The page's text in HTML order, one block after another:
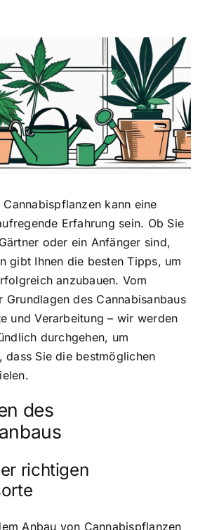
kann eine
Erfahrung sein. Ob Sie
oder ein Anfänger sind,
gibt Ihnen die besten Tipps, um
anzubauen. Vom
Grundlagen des Cannabisanbaus
und Verarbeitung – wir werden
durchgehen, um
dass Sie die bestmöglichen
des
richtigen
Anbau von Cannabispflanzen